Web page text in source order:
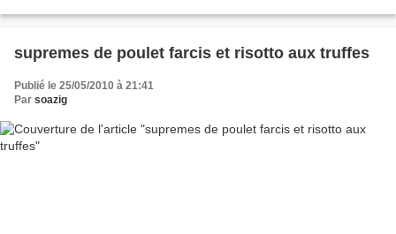
supremes de poulet farcis et risotto aux truffes
Publié le 25/05/2010 à 21:41
Par soazig